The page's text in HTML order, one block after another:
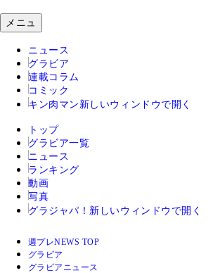
メニュ
ニュース
グラビア
連載コラム
コミック
キン肉マン 新しいウィンドウで開く
トップ
グラビア一覧
ニュース
ランキング
動画
写真
グラジャパ！ 新しいウィンドウで開く
週プレNEWS TOP
グラビア
グラビアニュース